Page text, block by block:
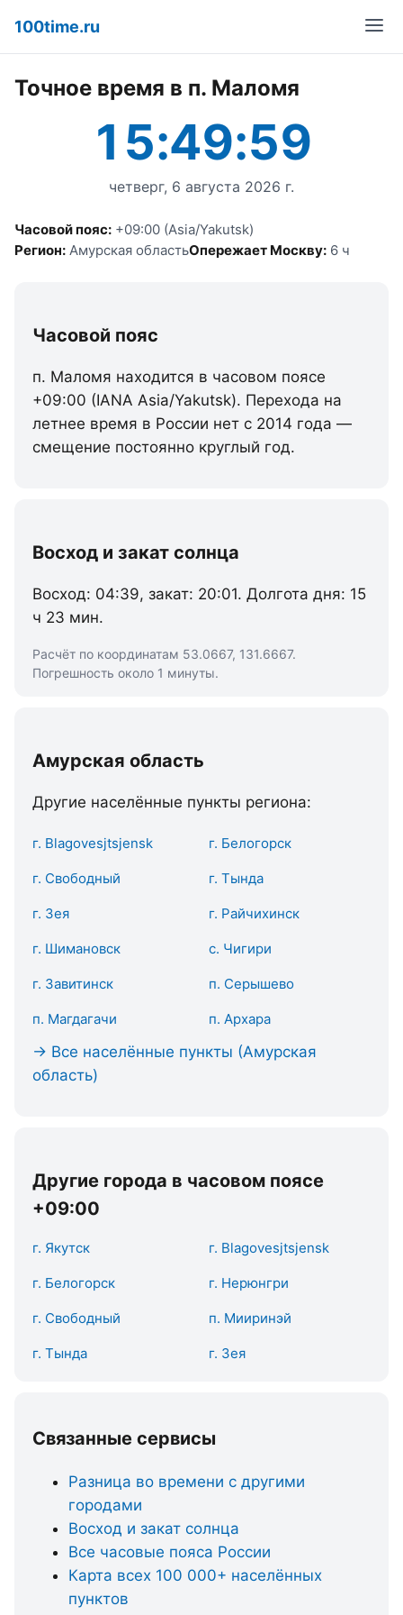
100time.ru
Точное время в п. Маломя
15:49:59
четверг, 6 августа 2026 г.
Часовой пояс: +09:00 (Asia/Yakutsk)
Регион: Амурская областьОпережает Москву: 6 ч
Часовой пояс
п. Маломя находится в часовом поясе
+09:00 (IANA Asia/Yakutsk). Перехода на
летнее время в России нет с 2014 года —
смещение постоянно круглый год.
Восход и закат солнца
Восход: 04:39, закат: 20:01. Долгота дня: 15
ч 23 мин.
Расчёт по координатам 53.0667, 131.6667.
Погрешность около 1 минуты.
Амурская область
Другие населённые пункты региона:
г. Blаgоvеsjtsjеnsk г. Белогорск
г. Свободный г. Тында
г. Зея г. Райчихинск
г. Шимановск с. Чигири
г. Завитинск п. Серышево
п. Магдагачи п. Архара
→ Все населённые пункты (Амурская
область)
Другие города в часовом поясе
+09:00
г. Якутск г. Blаgоvеsjtsjеnsk
г. Белогорск г. Нерюнгри
г. Свободный п. Мииринэй
г. Тында г. Зея
Связанные сервисы
Разница во времени с другими
городами
Восход и закат солнца
Все часовые пояса России
Карта всех 100 000+ населённых
пунктов